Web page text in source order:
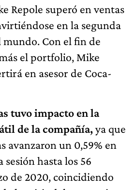
Repole superó en ventas
en la segunda
Con el fin de
el portfolio, Mike
en asesor de Coca-
tuvo impacto en la
de la compañía,ya que
avanzaron un 0,59% en
sesión hasta los 56
de 2020, coincidiendo